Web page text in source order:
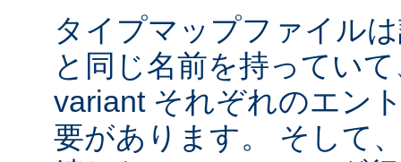
タイプマップファイル
と同じ名前を持ってい
variant それぞれのエン
要があります。 そして